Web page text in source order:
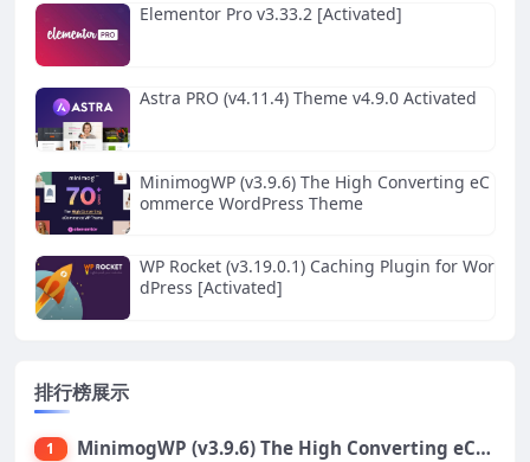
Elementor Pro v3.33.2 [Activated]
Astra PRO (v4.11.4) Theme v4.9.0 Activated
MinimogWP (v3.9.6) The High Converting eC
ommerce WordPress Theme
WP Rocket (v3.19.0.1) Caching Plugin for Wor
dPress [Activated]
排行榜展示
1 MinimogWP (v3.9.6) The High Converting eCommerce WordPress Theme